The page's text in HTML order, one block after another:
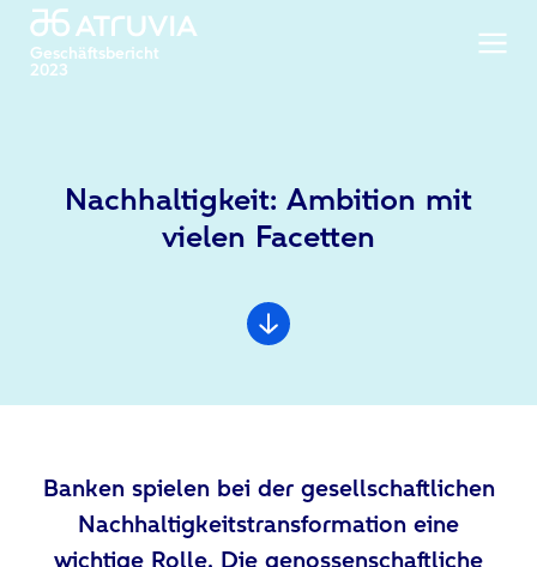
Geschäftsbericht
2023
Nachhaltigkeit: Ambition mit
vielen Facetten
Banken spielen bei der gesellschaftlichen
Nachhaltigkeitstransformation eine
wichtige Rolle. Die genossenschaftliche